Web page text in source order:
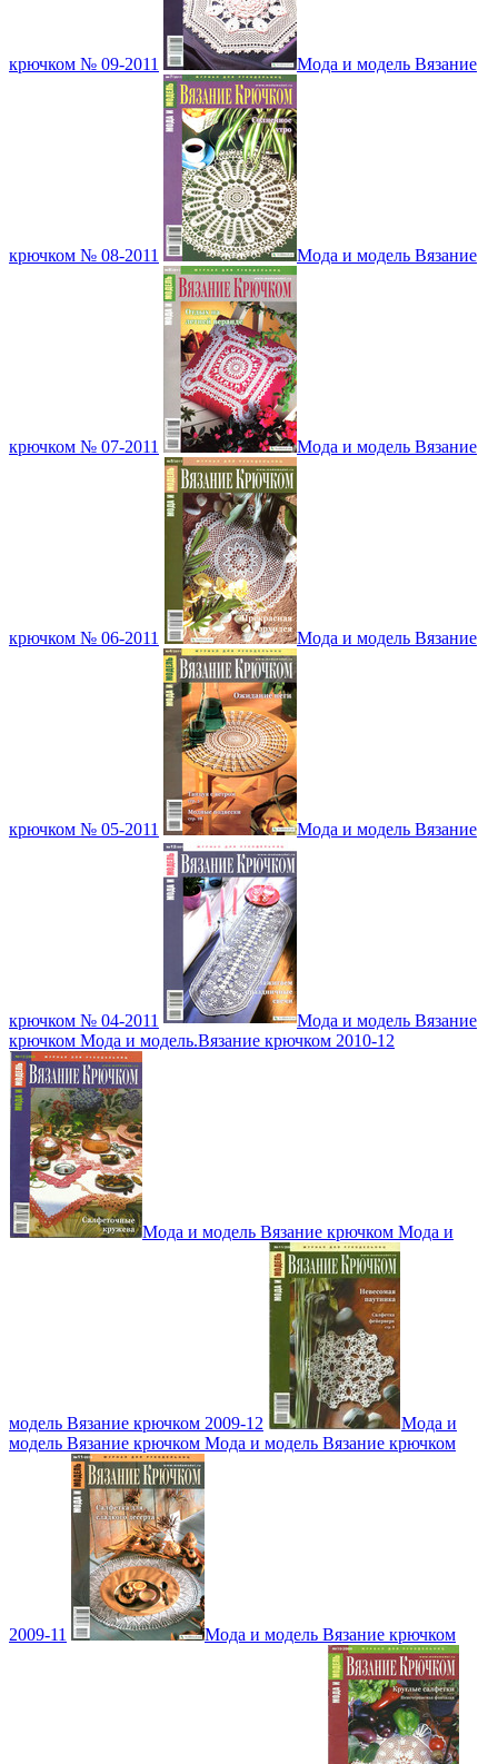
крючком № 09-2011 Мода и модель Вязание
крючком № 08-2011 Мода и модель Вязание
крючком № 07-2011 Мода и модель Вязание
крючком № 06-2011 Мода и модель Вязание
крючком № 05-2011 Мода и модель Вязание
крючком № 04-2011
Мода и модель Вязание
крючком Мода и модель.Вязание крючком 2010-12
Мода и модель Вязание крючком Мода и
модель Вязание крючком 2009-12
Мода и
модель Вязание крючком Мода и модель Вязание крючком
2009-11 Мода и модель Вязание крючком